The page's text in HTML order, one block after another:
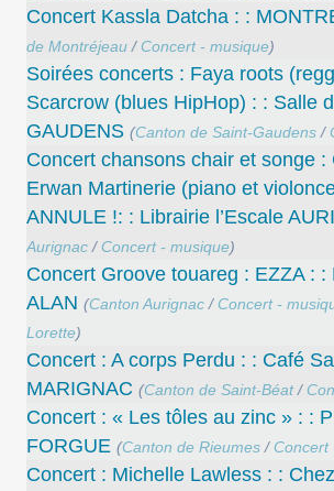
Concert Kassla Datcha : :
de Montréjeau/ Concert - musique)
Soirées concerts : Faya roots
Scarcrow (blues HipHop) : : Salle
GAUDENS (Canton de Saint-Gaudens/
Concert chansons chair et songe :
Erwan Martinerie (piano et
ANNULE !: : Librairie l’Escale
Aurignac/ Concert - musique)
Concert Groove touareg : EZZA : :
ALAN (Canton Aurignac/ Concert -
Lorette)
Concert : A corps Perdu : : Café
MARIGNAC (Canton de Saint-Béat/
Concert : « Les tôles au zinc » : :
FORGUE (Canton de Rieumes/ Concert
Concert : Michelle Lawless : :